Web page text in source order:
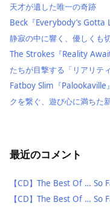
天才が遺した唯一の奇跡
Beck『Everybody’s Gotta
静寂の中に響く、優しくも
The Strokes『Reality
たちが目撃する「リアリテ
Fatboy Slim『Palookaville
クを繋ぐ、遊び心に満ちた
最近のコメント
【CD】The Best Of … So
【CD】The Best Of … So